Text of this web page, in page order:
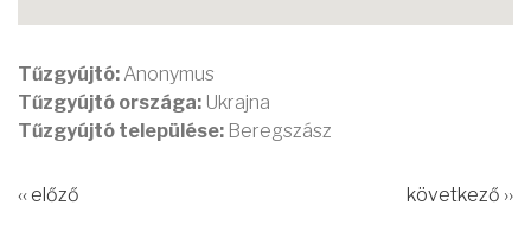
Tűzgyújtó: Anonymus
Tűzgyújtó országa: Ukrajna
Tűzgyújtó települése: Beregszász
‹‹ előző következő ››